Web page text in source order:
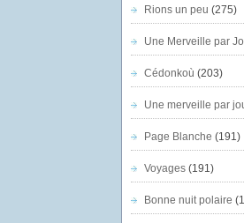
Rions un peu (275)
Une Merveille par
Cédonkoù (203)
Une merveille par
Page Blanche (191)
Voyages(191)
Bonne nuit polaire